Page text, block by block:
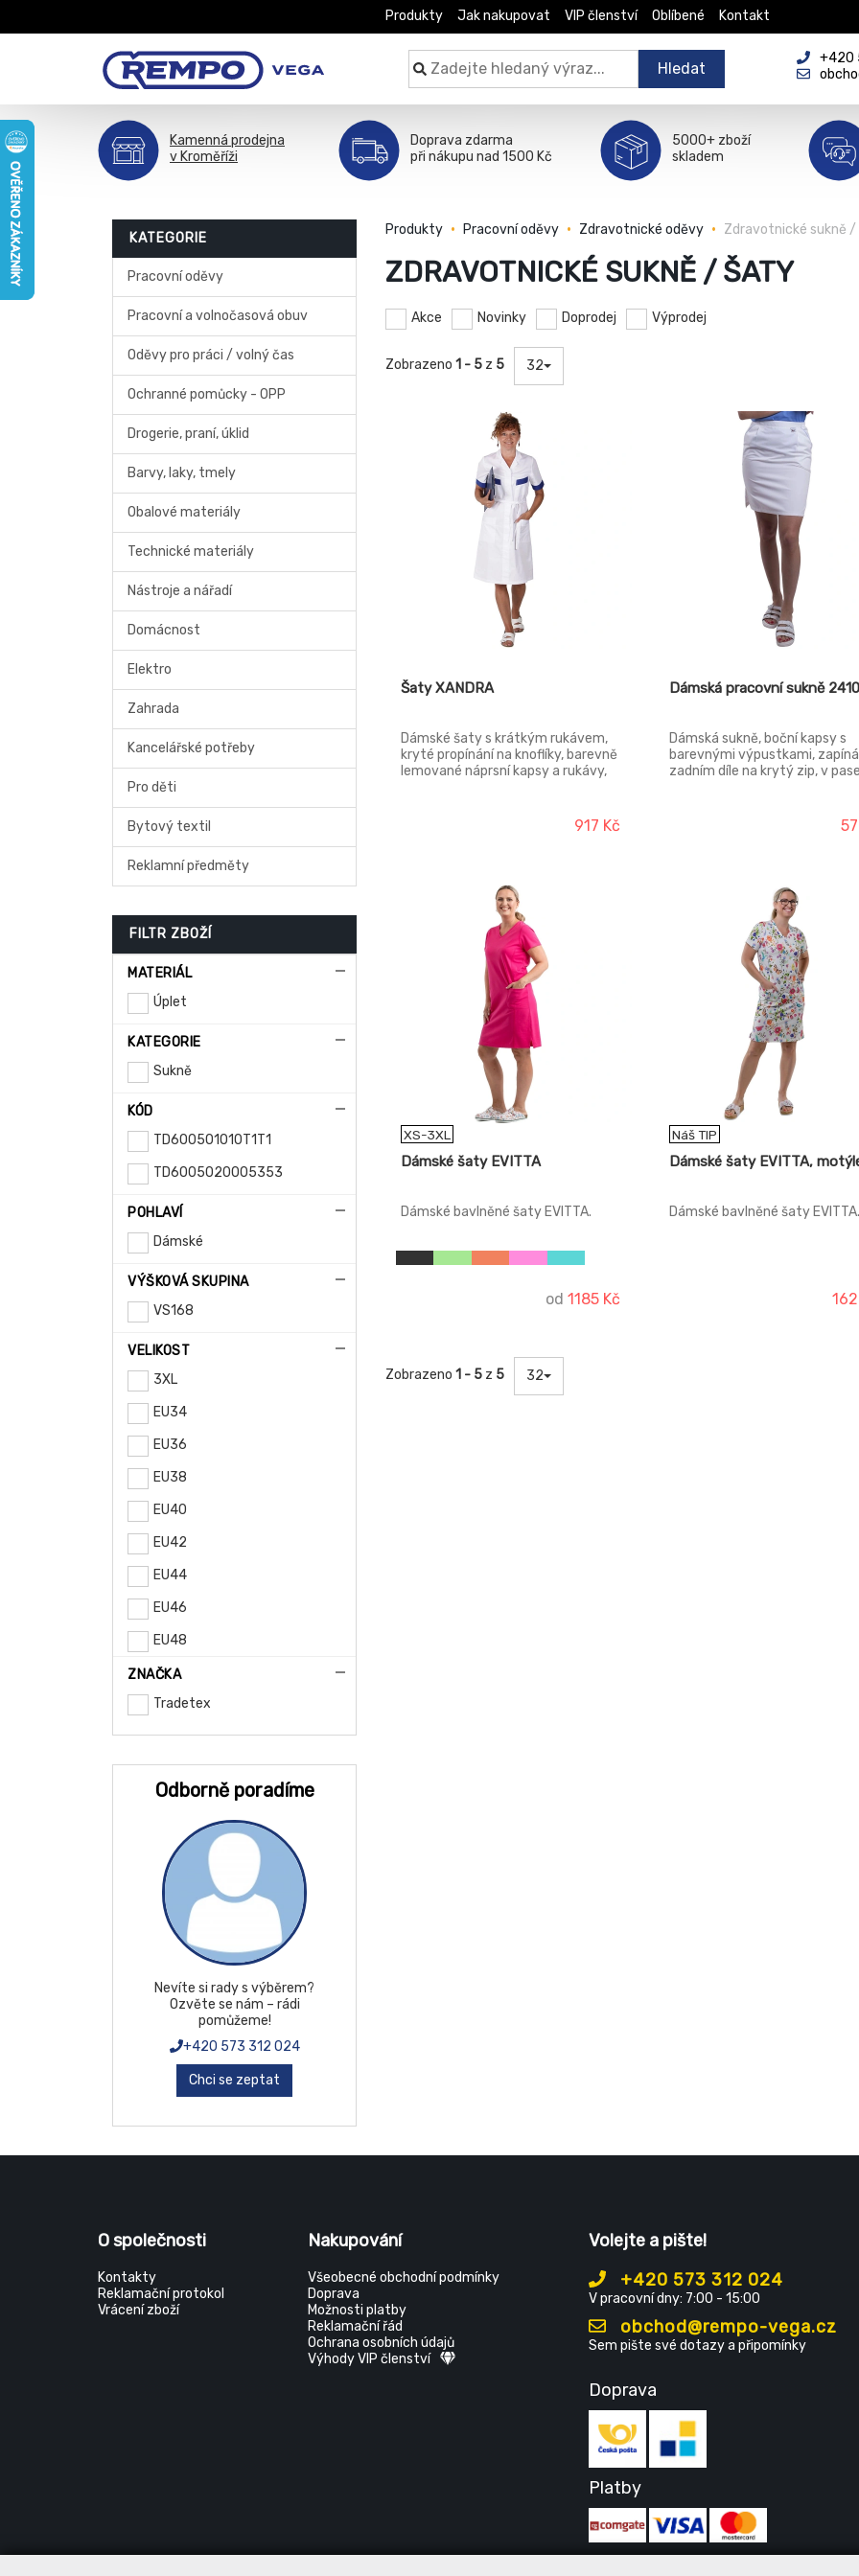
Produkty Jak nakupovat VIP členství Oblíbené Kontakt
Hledat
+420
Kamenná prodejna
v Kroměříži
Doprava zdarma
při nákupu nad 1500 Kč
5000+ zboží
skladem
KATEGORIE
Pracovní oděvy
Pracovní a volnočasová obuv
Oděvy pro práci / volný čas
Ochranné pomůcky - OPP
Drogerie, praní, úklid
Barvy, laky, tmely
Obalové materiály
Technické materiály
Nástroje a nářadí
Domácnost
Elektro
Zahrada
Kancelářské potřeby
Pro děti
Bytový textil
Reklamní předměty
FILTR ZBOŽÍ
MATERIÁL
Úplet
KATEGORIE
Sukně
KÓD
TD600501010T1T1
TD6005020005353
POHLAVÍ
Dámské
VÝŠKOVÁ SKUPINA
VS168
VELIKOST
3XL
EU34
EU36
EU38
EU40
EU42
EU44
EU46
EU48
EU50
EU52
EU54
L
XL
XS
XXL
ZNAČKA
Tradetex
Odborně poradíme
Nevíte si rady s výběrem?
Ozvěte se nám – rádi
pomůžeme!
+420 573 312 024
Chci se zeptat
Produkty Pracovní oděvy Zdravotnické oděvy Zdravotnické sukně
ZDRAVOTNICKÉ SUKNĚ / ŠATY
Akce Novinky Doprodej Výprodej
Zobrazeno 1 - 5 z 5 32
Šaty XANDRA
Dámské šaty s krátkým rukávem,
kryté propínání na knoflíky, barevně
lemované náprsní kapsy a rukávy,
917 Kč
Dámská pracovní sukně 2410
Dámská sukně, boční kapsy s
barevnými výpustkami,
zadním díle na krytý zip, v
XS-3XL
Dámské šaty EVITTA
Dámské bavlněné šaty EVITTA.
od 1185 Kč
Náš TIP
Dámské šaty EVITTA,
Dámské bavlněné šaty EVITTA.
Zobrazeno 1 - 5 z 5 32
O společnosti
Kontakty
Reklamační protokol
Vrácení zboží
Nakupování
Všeobecné obchodní podmínky
Doprava
Možnosti platby
Reklamační řád
Ochrana osobních údajů
Výhody VIP členství
Volejte a pište!
+420 573 312 024
V pracovní dny: 7:00 - 15:00
obchod@rempo-vega.cz
Sem pište své dotazy a připomínky
Doprava
Platby